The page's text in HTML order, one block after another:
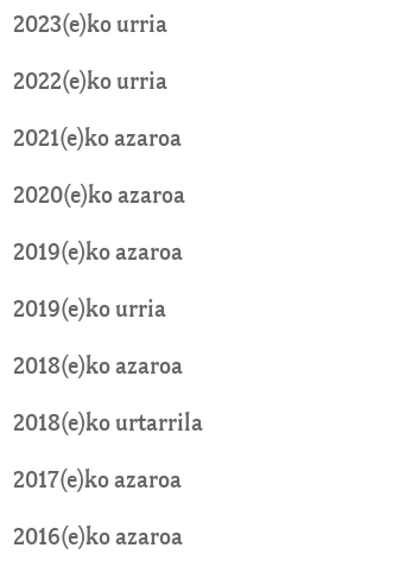
2023(e)ko urria
2022(e)ko urria
2021(e)ko azaroa
2020(e)ko azaroa
2019(e)ko azaroa
2019(e)ko urria
2018(e)ko azaroa
2018(e)ko urtarrila
2017(e)ko azaroa
2016(e)ko azaroa